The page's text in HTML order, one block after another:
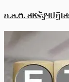
ก.ล.ต. สหรัฐฯปฏิเ